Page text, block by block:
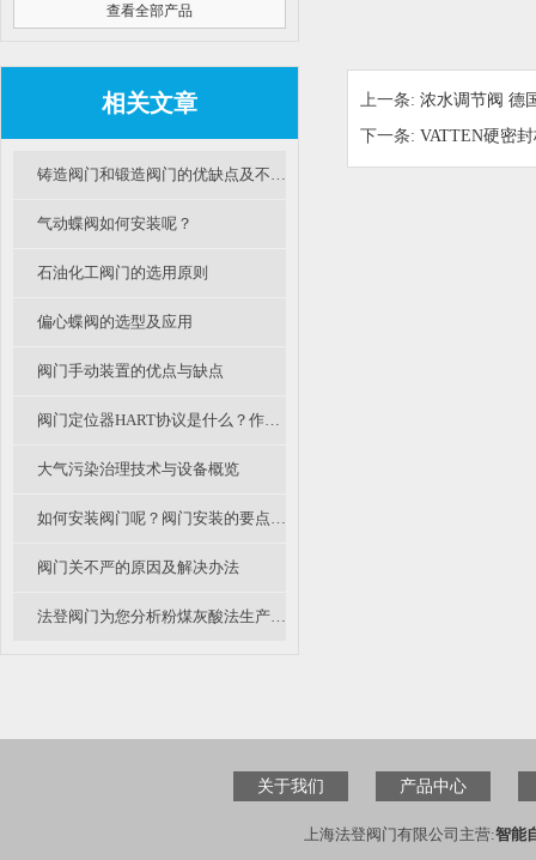
查看全部产品
相关文章
铸造阀门和锻造阀门的优缺点及不同应用
气动蝶阀如何安装呢？
石油化工阀门的选用原则
偏心蝶阀的选型及应用
阀门手动装置的优点与缺点
阀门定位器HART协议是什么？作用是什么？
大气污染治理技术与设备概览
如何安装阀门呢？阀门安装的要点有哪些？
阀门关不严的原因及解决办法
法登阀门为您分析粉煤灰酸法生产氧化铝中衬氟阀门和陶瓷阀的应用探讨
上一条: 浓水调节阀 德
下一条: VATTEN硬密
关于我们 产品中心
上海法登阀门有限公司主营:智能